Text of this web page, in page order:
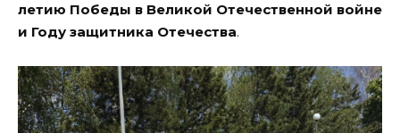
летию Победы в Великой Отечественной войне
и Году защитника Отечества.